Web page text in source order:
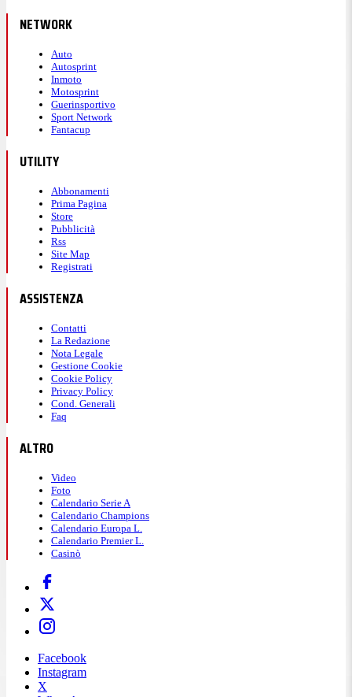
NETWORK
Auto
Autosprint
Inmoto
Motosprint
Guerinsportivo
Sport Network
Fantacup
UTILITY
Abbonamenti
Prima Pagina
Store
Pubblicità
Rss
Site Map
Registrati
ASSISTENZA
Contatti
La Redazione
Nota Legale
Gestione Cookie
Cookie Policy
Privacy Policy
Cond. Generali
Faq
ALTRO
Video
Foto
Calendario Serie A
Calendario Champions
Calendario Europa L.
Calendario Premier L.
Casinò
Facebook
Instagram
X